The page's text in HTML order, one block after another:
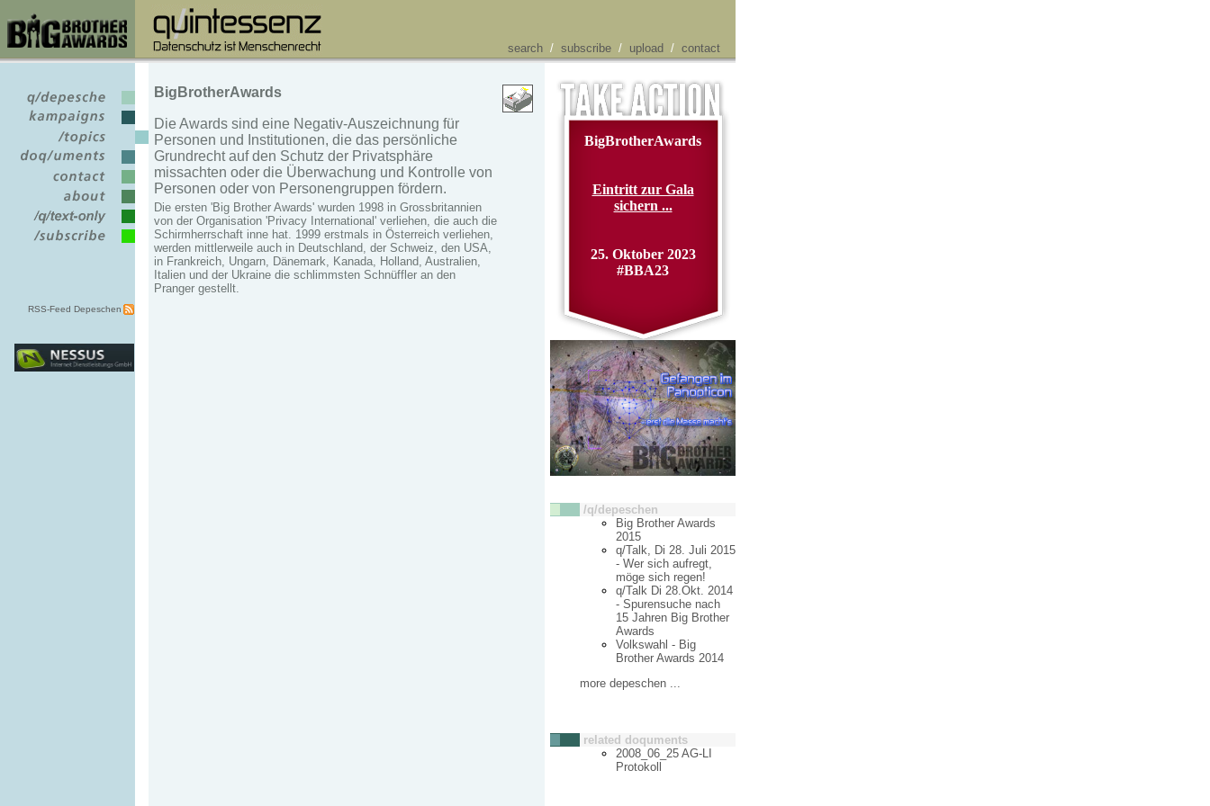
search / subscribe / upload / contact
RSS-Feed Depeschen
BigBrotherAwards
Die Awards sind eine Negativ-Auszeichnung für
Personen und Institutionen, die das persönliche
Grundrecht auf den Schutz der Privatsphäre
missachten oder die Überwachung und Kontrolle von
Personen oder von Personengruppen fördern.
Die ersten 'Big Brother Awards' wurden 1998 in Grossbritannien
von der Organisation 'Privacy International' verliehen, die auch die
Schirmherrschaft inne hat. 1999 erstmals in Österreich verliehen,
werden mittlerweile auch in Deutschland, der Schweiz, den USA,
in Frankreich, Ungarn, Dänemark, Kanada, Holland, Australien,
Italien und der Ukraine die schlimmsten Schnüffler an den
Pranger gestellt.
BigBrotherAwards
Eintritt zur Gala
sichern ...
25. Oktober 2023
#BBA23
/q/depeschen
Big Brother Awards
2015
q/Talk, Di 28. Juli 2015
- Wer sich aufregt,
möge sich regen!
q/Talk Di 28.Okt. 2014
- Spurensuche nach
15 Jahren Big Brother
Awards
Volkswahl - Big
Brother Awards 2014
more depeschen ...
related doquments
2008_06_25 AG-LI
Protokoll